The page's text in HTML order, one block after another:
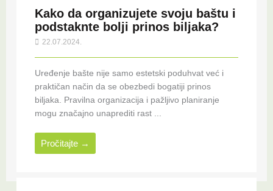
Kako da organizujete svoju baštu i
podstaknte bolji prinos biljaka?
22.07.2024.
Uređenje bašte nije samo estetski poduhvat već i
praktičan način da se obezbedi bogatiji prinos
biljaka. Pravilna organizacija i pažljivo planiranje
mogu značajno unaprediti rast ...
Pročitajte →